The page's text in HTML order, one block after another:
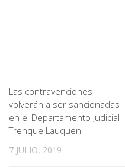
Las contravenciones
volverán a ser sancionadas
en el Departamento Judicial
Trenque Lauquen
7 JULIO, 2019